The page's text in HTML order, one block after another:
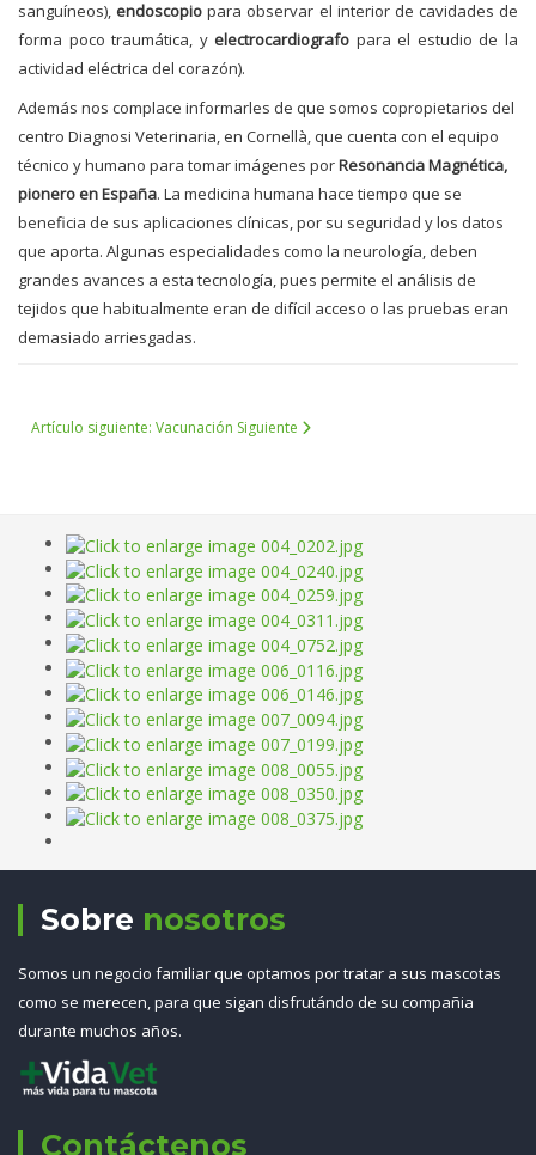
sanguíneos), endoscopio para observar el interior de cavidades de
forma poco traumática, y electrocardiografo para el estudio de la
actividad eléctrica del corazón).
Además nos complace informarles de que somos copropietarios del
centro Diagnosi Veterinaria, en Cornellà, que cuenta con el equipo
técnico y humano para tomar imágenes porResonancia Magnética,
pionero en España. La medicina humana hace tiempo que se
beneficia de sus aplicaciones clínicas, por su seguridad y los datos
que aporta. Algunas especialidades como la neurología, deben
grandes avances a esta tecnología, pues permite el análisis de
tejidos que habitualmente eran de difícil acceso o las pruebas eran
demasiado arriesgadas.
Artículo siguiente: Vacunación Siguiente
Sobre nosotros
Somos un negocio familiar que optamos por tratar a sus mascotas
como se merecen, para que sigan disfrutándo de su compañia
durante muchos años.
Contáctenos